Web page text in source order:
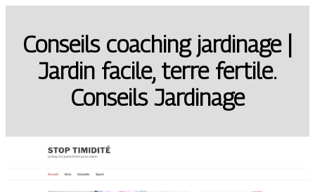
Conseils coaching jardinage |
Jardin facile, terre fertile.
Conseils Jardinage